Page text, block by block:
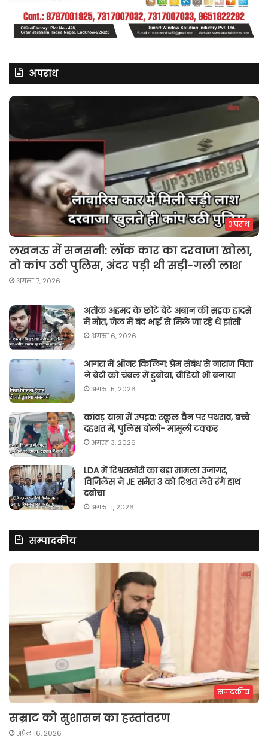
अपराध
अपराध
लखनऊ में सनसनी: लॉक कार का दरवाजा खोला,
तो कांप उठी पुलिस, अंदर पड़ी थी सड़ी-गली लाश
अगस्त 7, 2026
अतीक अहमद के छोटे बेटे अबान की सड़क हादसे
में मौत, जेल में बंद भाई से मिले जा रहे थे झांसी
अगस्त 6, 2026
आगरा में ऑनर किलिग़: प्रेम संबंध से नाराज पिता
ने बेटी को चंबल में डुबोया, वीडियो भी बनाया
अगस्त 5, 2026
कांवड़ यात्रा में उपद्रव: स्कूल वैन पर पथराव, बच्चे
दहशत में, पुलिस बोली- मामूली टक्कर
अगस्त 3, 2026
LDA में रिश्वतखोरी का बड़ा मामला उजागर,
विजिलेंस ने JE समेत 3 को रिश्वत लेते रंगे हाथ
दबोचा
अगस्त 1, 2026
सम्पादकीय
संपादकीय
सम्राट को सुशासन का हस्तांतरण
अप्रैल 16, 2026